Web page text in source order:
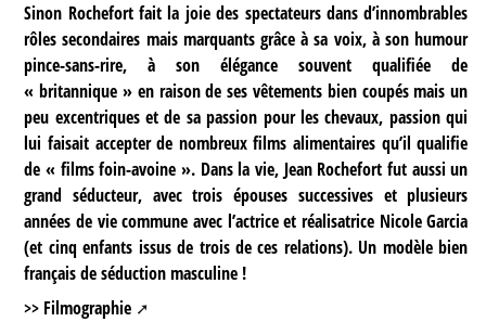
Sinon Rochefort fait la joie des spectateurs dans d’innombrables
rôles secondaires mais marquants grâce à sa voix, à son humour
pince-sans-rire, à son élégance souvent qualifiée de
« britannique » en raison de ses vêtements bien coupés mais un
peu excentriques et de sa passion pour les chevaux, passion qui
lui faisait accepter de nombreux films alimentaires qu’il qualifie
de « films foin-avoine ». Dans la vie, Jean Rochefort fut aussi un
grand séducteur, avec trois épouses successives et plusieurs
années de vie commune avec l’actrice et réalisatrice Nicole Garcia
(et cinq enfants issus de trois de ces relations). Un modèle bien
français de séduction masculine !
>> Filmographie